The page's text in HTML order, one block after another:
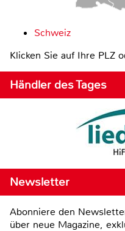
Schweiz
Klicken Sie auf Ihre PLZ
Händler des Tages
Newsletter
Abonniere den
über neue Magazine,